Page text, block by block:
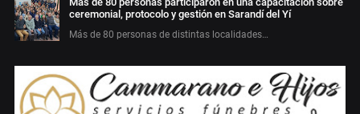
ceremonial, protocolo y gestión en Sarandí del Yí
Más de 80 personas de distintas localidades…